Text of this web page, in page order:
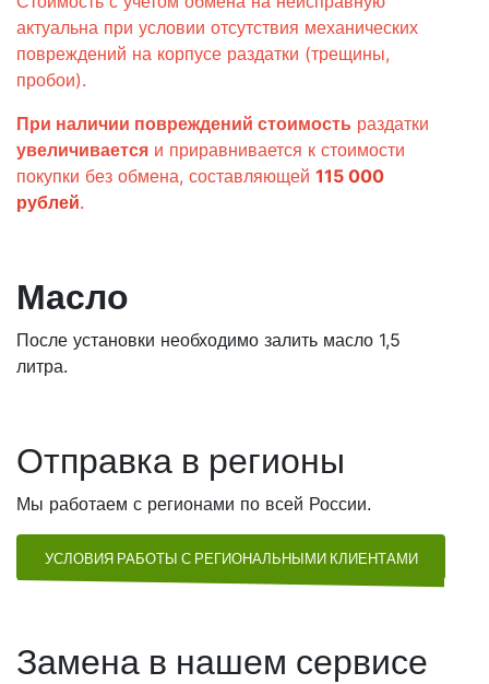
актуальна при условии отсутствия механических
повреждений на корпусе раздатки (трещины,
пробои).
При наличии повреждений стоимость раздатки
увеличивается и приравнивается к стоимости
покупки без обмена, составляющей 115 000
рублей.
Масло
После установки необходимо залить масло 1,5
литра.
Отправка в регионы
Мы работаем с регионами по всей России.
УСЛОВИЯ РАБОТЫ С РЕГИОНАЛЬНЫМИ КЛИЕНТАМИ
Замена в нашем сервисе